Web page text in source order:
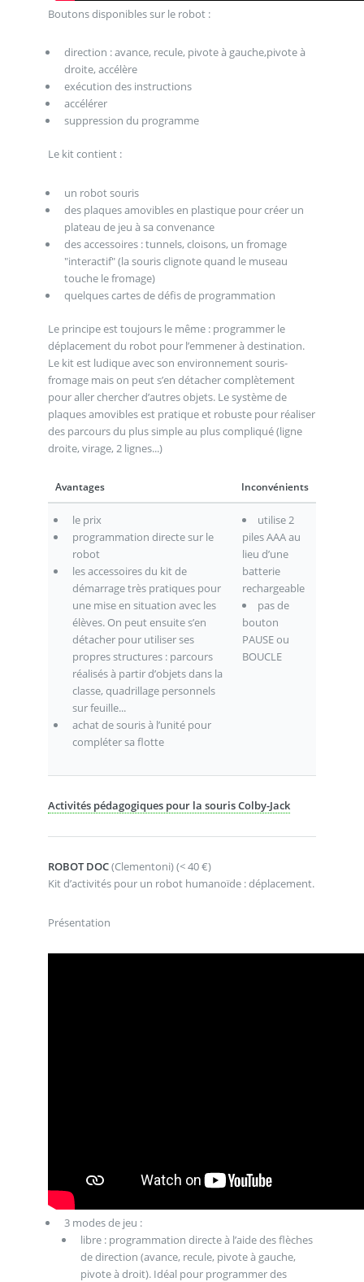
Boutons disponibles sur le robot :
direction : avance, recule, pivote à gauche,pivote à
droite, accélère
exécution des instructions
accélérer
suppression du programme
Le kit contient :
un robot souris
des plaques amovibles en plastique pour créer un
plateau de jeu à sa convenance
des accessoires : tunnels, cloisons, un fromage
"interactif" (la souris clignote quand le museau
touche le fromage)
quelques cartes de défis de programmation
Le principe est toujours le même : programmer le
déplacement du robot pour l’emmener à destination.
Le kit est ludique avec son environnement souris-
fromage mais on peut s’en détacher complètement
pour aller chercher d’autres objets. Le système de
plaques amovibles est pratique et robuste pour réaliser
des parcours du plus simple au plus compliqué (ligne
droite, virage, 2 lignes...)
Avantages Inconvénients
le prix
programmation directe sur le
robot
les accessoires du kit de
démarrage très pratiques pour
une mise en situation avec les
élèves. On peut ensuite s’en
détacher pour utiliser ses
propres structures : parcours
réalisés à partir d’objets dans la
classe, quadrillage personnels
sur feuille...
achat de souris à l’unité pour
compléter sa flotte
utilise 2
piles AAA au
lieu d’une
batterie
rechargeable
pas de
bouton
PAUSE ou
BOUCLE
Activités pédagogiques pour la souris Colby-Jack
ROBOT DOC(Clementoni) (< 40 €)
Kit d’activités pour un robot humanoïde : déplacement.
Présentation
3 modes de jeu :
libre : programmation directe à l’aide des flèches
de direction (avance, recule, pivote à gauche,
pivote à droit). Idéal pour programmer des